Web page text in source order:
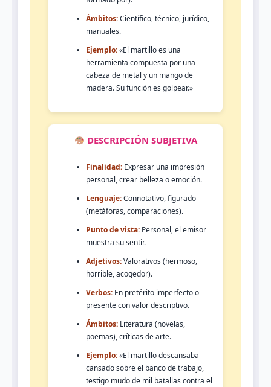
Ámbitos:Científico, técnico, jurídico,
manuales.
Ejemplo:«El martillo es una
herramienta compuesta por una
cabeza de metal y un mango de
madera. Su función es golpear.»
DESCRIPCIÓN SUBJETIVA
Finalidad: Expresar una impresión
personal, crear belleza o emoción.
Lenguaje:Connotativo, figurado
(metáforas, comparaciones).
Punto de vista: Personal, el emisor
muestra su sentir.
Adjetivos:Valorativos (hermoso,
horrible, acogedor).
Verbos: En pretérito imperfecto o
presente con valor descriptivo.
Ámbitos: Literatura (novelas,
poemas), críticas de arte.
Ejemplo:«El martillo descansaba
cansado sobre el banco de trabajo,
testigo mudo de mil batallas contra el